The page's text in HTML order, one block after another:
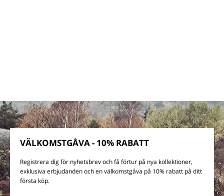
VÄLKOMSTGÅVA - 10% RABATT
Registrera dig för nyhetsbrev och få förtur på nya kollektioner,
exklusiva erbjudanden och en välkomstgåva på 10% rabatt på ditt
första köp.